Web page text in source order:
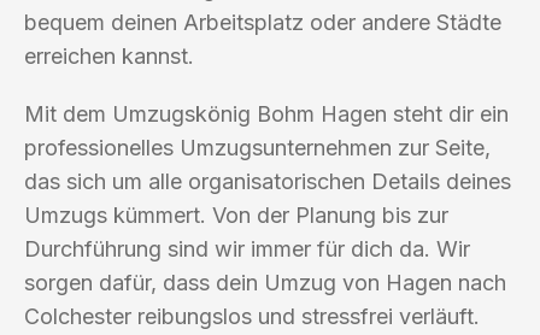
bequem deinen Arbeitsplatz oder andere Städte
erreichen kannst.
Mit dem Umzugskönig Bohm Hagen steht dir ein
professionelles Umzugsunternehmen zur Seite,
das sich um alle organisatorischen Details deines
Umzugs kümmert. Von der Planung bis zur
Durchführung sind wir immer für dich da. Wir
sorgen dafür, dass dein Umzug von Hagen nach
Colchester reibungslos und stressfrei verläuft.